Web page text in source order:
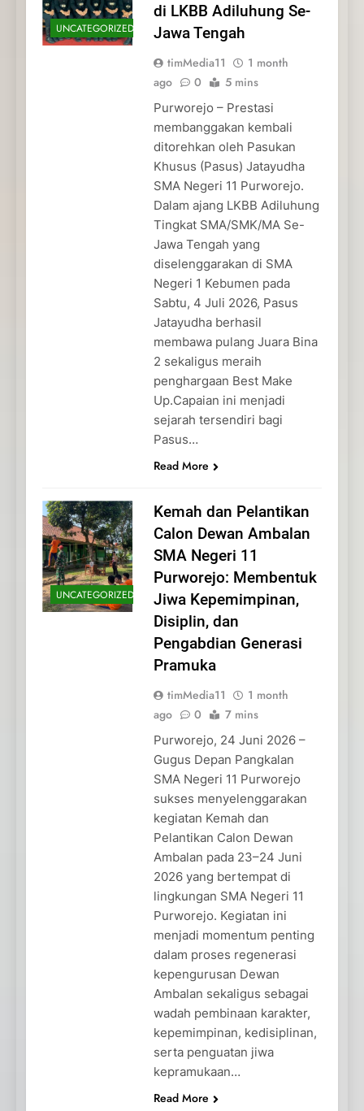
UNCATEGORIZED
di LKBB Adiluhung Se-
Jawa Tengah
timMedia11
1 month
ago
0 5 mins
Purworejo – Prestasi
membanggakan kembali
ditorehkan oleh Pasukan
Khusus (Pasus) Jatayudha
SMA Negeri 11 Purworejo.
Dalam ajang LKBB Adiluhung
Tingkat SMA/SMK/MA Se-
Jawa Tengah yang
diselenggarakan di SMA
Negeri 1 Kebumen pada
Sabtu, 4 Juli 2026, Pasus
Jatayudha berhasil
membawa pulang Juara Bina
2 sekaligus meraih
penghargaan Best Make
Up.Capaian ini menjadi
sejarah tersendiri bagi
Pasus…
Read More
UNCATEGORIZED
Kemah dan Pelantikan
Calon Dewan Ambalan
SMA Negeri 11
Purworejo: Membentuk
Jiwa Kepemimpinan,
Disiplin, dan
Pengabdian Generasi
Pramuka
timMedia11
1 month
ago
0 7 mins
Purworejo, 24 Juni 2026 –
Gugus Depan Pangkalan
SMA Negeri 11 Purworejo
sukses menyelenggarakan
kegiatan Kemah dan
Pelantikan Calon Dewan
Ambalan pada 23–24 Juni
2026 yang bertempat di
lingkungan SMA Negeri 11
Purworejo. Kegiatan ini
menjadi momentum penting
dalam proses regenerasi
kepengurusan Dewan
Ambalan sekaligus sebagai
wadah pembinaan karakter,
kepemimpinan, kedisiplinan,
serta penguatan jiwa
kepramukaan…
Read More